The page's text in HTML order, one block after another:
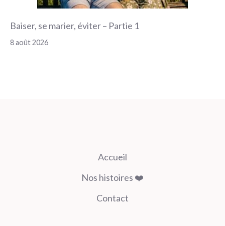
Baiser, se marier, éviter – Partie 1
8 août 2026
Accueil
Nos histoires ❤️
Contact